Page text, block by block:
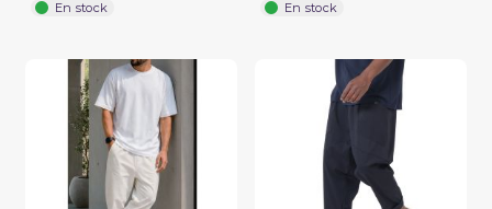
En stock En stock